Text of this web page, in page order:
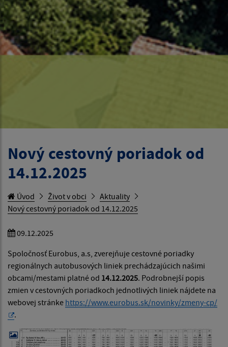
Nový cestovný poriadok od
14.12.2025
Úvod Život v obci
Aktuality
Nový cestovný poriadok od 14.12.2025
09.12.2025
Spoločnosť Eurobus, a.s, zverejňuje cestovné poriadky
regionálnych autobusových liniek prechádzajúcich našimi
obcami/mestami platné od 14.12.2025. Podrobnejší popis
zmien v cestovných poriadkoch jednotlivých liniek nájdete na
webovej stránke https://www.eurobus.sk/novinky/zmeny-cp/
.